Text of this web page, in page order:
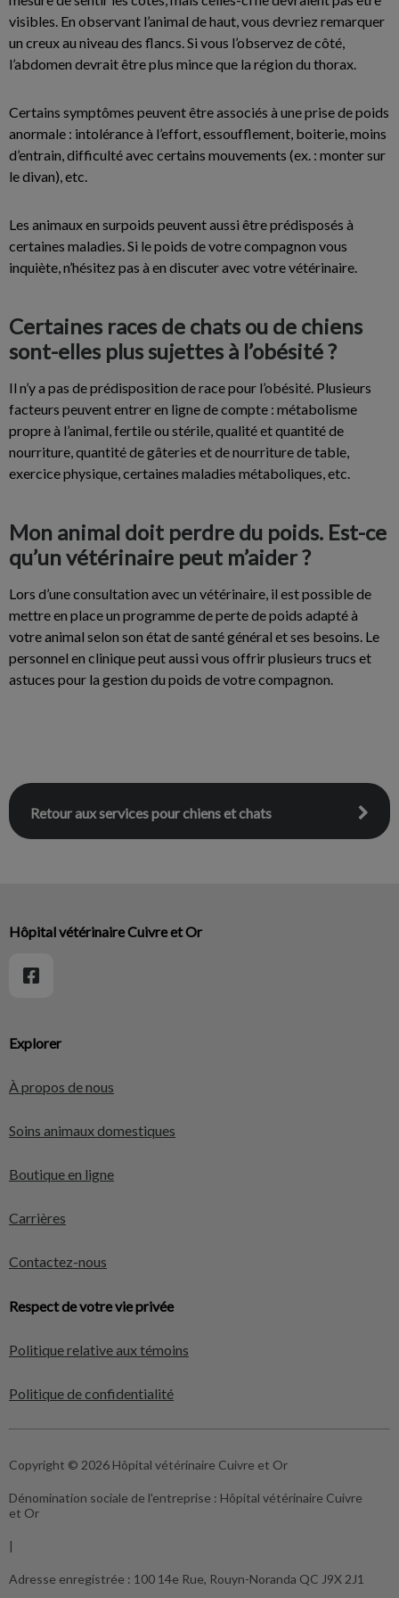
visibles. En observant l’animal de haut, vous devriez remarquer
un creux au niveau des flancs. Si vous l’observez de côté,
l’abdomen devrait être plus mince que la région du thorax.
Certains symptômes peuvent être associés à une prise de poids
anormale : intolérance à l’effort, essoufflement, boiterie, moins
d’entrain, difficulté avec certains mouvements (ex. : monter sur
le divan), etc.
Les animaux en surpoids peuvent aussi être prédisposés à
certaines maladies. Si le poids de votre compagnon vous
inquiète, n’hésitez pas à en discuter avec votre vétérinaire.
Certaines races de chats ou de chiens
sont-elles plus sujettes à l’obésité ?
Il n’y a pas de prédisposition de race pour l’obésité. Plusieurs
facteurs peuvent entrer en ligne de compte : métabolisme
propre à l’animal, fertile ou stérile, qualité et quantité de
nourriture, quantité de gâteries et de nourriture de table,
exercice physique, certaines maladies métaboliques, etc.
Mon animal doit perdre du poids. Est-ce
qu’un vétérinaire peut m’aider ?
Lors d’une consultation avec un vétérinaire, il est possible de
mettre en place un programme de perte de poids adapté à
votre animal selon son état de santé général et ses besoins. Le
personnel en clinique peut aussi vous offrir plusieurs trucs et
astuces pour la gestion du poids de votre compagnon.
Retour aux services pour chiens et chats
Explorer
À propos de nous
Soins animaux domestiques
Boutique en ligne
Carrières
Contactez-nous
Respect de votre vie privée
Politique relative aux témoins
Politique de confidentialité
Hôpital vétérinaire Cuivre et Or
Copyright © 2026 Hôpital vétérinaire Cuivre et Or
Dénomination sociale de l'entreprise : Hôpital vétérinaire Cuivre
et Or
|
Adresse enregistrée : 100 14e Rue, Rouyn-Noranda QC J9X 2J1